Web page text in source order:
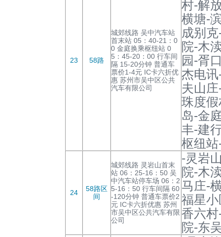
23 58路
城郊线路 吴中汽车站
首末站 05：40-21：0
0 金庭换乘枢纽站 0
5：45-20：00 行车间
隔 15-20分钟 普通车
票价1-4元 IC卡六折优
惠 苏州市吴中区公共
汽车有限公司
村-解
横塘-
成别
院-木
园-胥
杰电
夫山
珠度
岛-金
丰-建
枢纽站
24
58路区
间
城郊线路 灵岩山首末
站 06：25-16：50 吴
中汽车站停车场 06：2
5-16：50 行车间隔 60
-120分钟 普通车票价2
元 IC卡六折优惠 苏州
市吴中区公共汽车有限
公司
-灵岩
院-木
马庄-
福星
香六
院-东